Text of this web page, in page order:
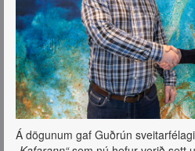
Á dögunum gaf Guðrún